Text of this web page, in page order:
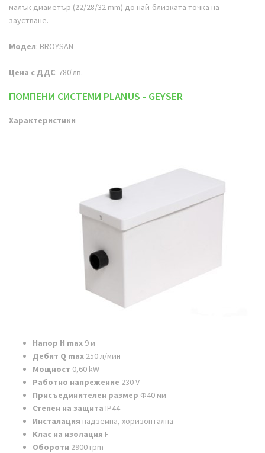
малък диаметър (22/28/32 mm) до най-близката точка на
заустване.
Модел: BROYSAN
Цена с ДДС: 780'лв.
ПОМПЕНИ СИСТЕМИ PLANUS - GEYSER
Характеристики
Напор H max 9 м
Дебит Q max 250 л/мин
Мощност 0,60 kW
Работно напрежение 230 V
Присъединителен размер Ф40 мм
Степен на защита IP44
Инсталация надземна, хоризонтална
Клас на изолация F
Обороти 2900 rpm